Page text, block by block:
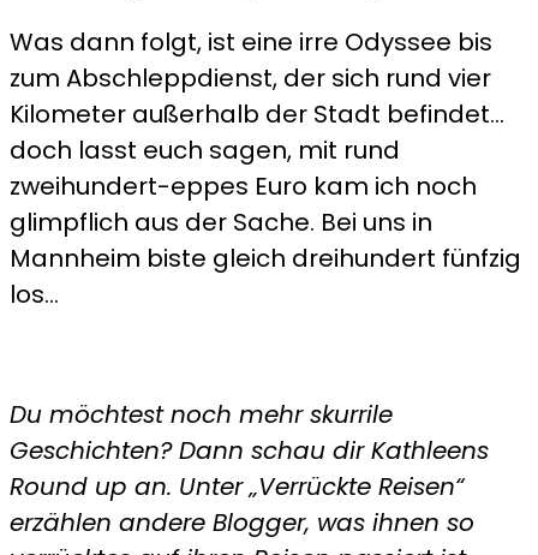
Was dann folgt, ist eine irre Odyssee bis
zum Abschleppdienst, der sich rund vier
Kilometer außerhalb der Stadt befindet…
doch lasst euch sagen, mit rund
zweihundert-eppes Euro kam ich noch
glimpflich aus der Sache. Bei uns in
Mannheim biste gleich dreihundert fünfzig
los…
Du möchtest noch mehr skurrile
Geschichten? Dann schau dir Kathleens
Round up an. Unter „Verrückte Reisen“
erzählen andere Blogger, was ihnen so